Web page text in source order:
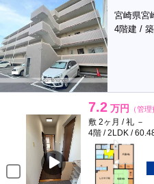
宮崎県宮
4階建 /
7.2 万円 （管
敷 2ヶ月 / 礼 －
4階 / 2LDK /